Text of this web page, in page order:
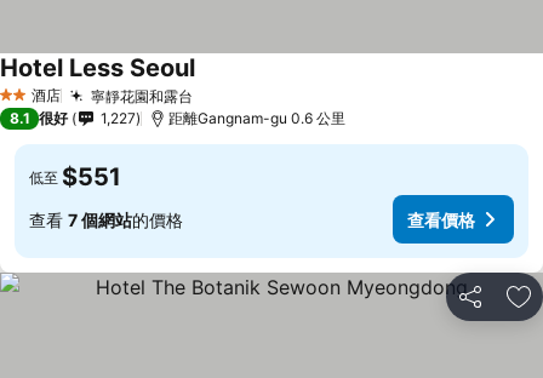
2 星級酒店 寧靜花園和露台
Hotel Less Seoul
8.1 很好 1,227 距離Gangnam-gu 0.6 公里
低至 $551
查看 7 個網站的價格 查看價格
分享 放